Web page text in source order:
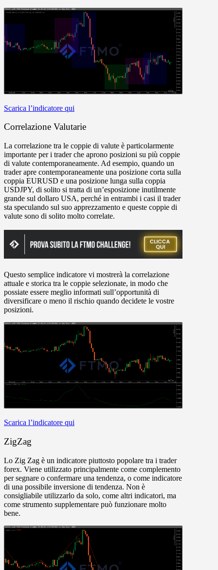
Scarica l’indicatore qui
Correlazione Valutarie
La correlazione tra le coppie di valute è particolarmente
importante per i trader che aprono posizioni su più coppie
di valute contemporaneamente. Ad esempio, quando un
trader apre contemporaneamente una posizione corta sulla
coppia EURUSD e una posizione lunga sulla coppia
USDJPY, di solito si tratta di un’esposizione inutilmente
grande sul dollaro USA, perché in entrambi i casi il trader
sta speculando sul suo apprezzamento e queste coppie di
valute sono di solito molto correlate.
Questo semplice indicatore vi mostrerà la correlazione
attuale e storica tra le coppie selezionate, in modo che
possiate essere meglio informati sull’opportunità di
diversificare o meno il rischio quando decidete le vostre
posizioni.
Scarica l’indicatore qui
ZigZag
Lo Zig Zag è un indicatore piuttosto popolare tra i trader
forex. Viene utilizzato principalmente come complemento
per segnare o confermare una tendenza, o come indicatore
di una possibile inversione di tendenza. Non è
consigliabile utilizzarlo da solo, come altri indicatori, ma
come strumento supplementare può funzionare molto
bene.